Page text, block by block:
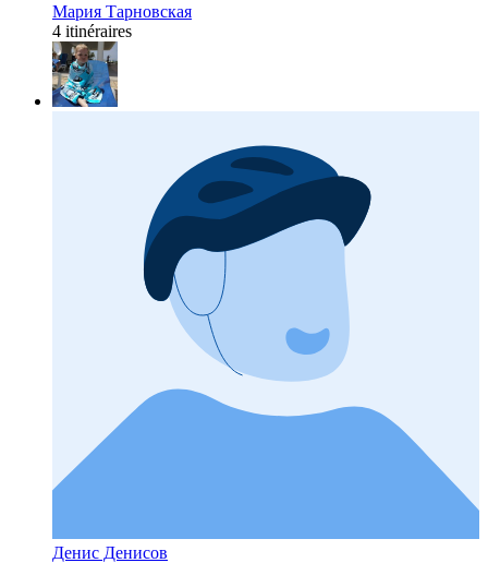
Мария Тарновская
4 itinéraires
Денис Денисов